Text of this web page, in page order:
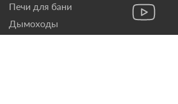
Печи для бани
Дымоходы